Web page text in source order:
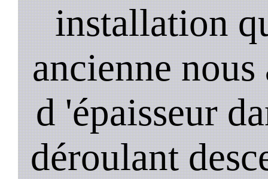
installation
ancienne
d 'épaisseur
déroulant